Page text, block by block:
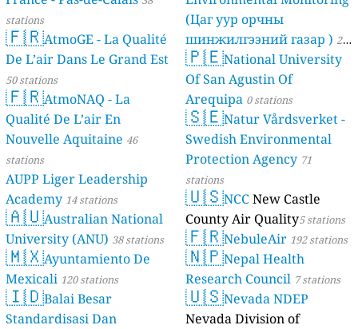
stations
🇫🇷AtmoGE - La Qualité
De L’air Dans Le Grand Est
50 stations
🇫🇷AtmoNAQ - La
Qualité De L’air En
Nouvelle Aquitaine 46
stations
AUPP Liger Leadership
Academy 14 stations
🇦🇺Australian National
University (ANU) 38 stations
🇲🇽Ayuntamiento De
Mexicali 120 stations
🇮🇩Balai Besar
Standardisasi Dan
(Цаг уур орчны
шинжилгээний газар ) 21
stations
🇵🇪National University
Of San Agustin Of
Arequipa 0 stations
🇸🇪Natur Vårdsverket -
Swedish Environmental
Protection Agency 71
stations
🇺🇸NCCNew Castle
County Air Quality5 stations
🇫🇷NebuleAir 192 stations
🇳🇵Nepal Health
Research Council 7 stations
🇺🇸Nevada NDEP
Nevada Division of